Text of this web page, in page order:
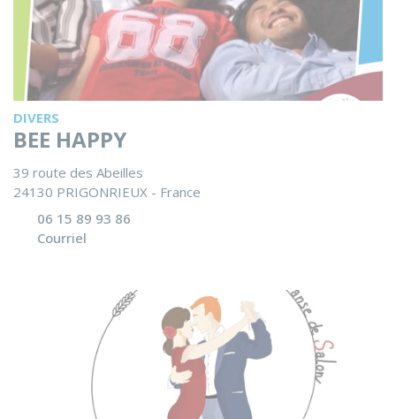
DIVERS
BEE HAPPY
39 route des Abeilles
24130 PRIGONRIEUX - France
06 15 89 93 86
Courriel